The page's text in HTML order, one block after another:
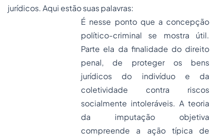
jurídicos. Aqui estão suas palavras:
É nesse ponto que a concepção
político-criminal se mostra útil.
Parte ela da finalidade do direito
penal, de proteger os bens
jurídicos do indivíduo e da
coletividade contra riscos
socialmente intoleráveis. A teoria
da imputação objetiva
compreende a ação típica de